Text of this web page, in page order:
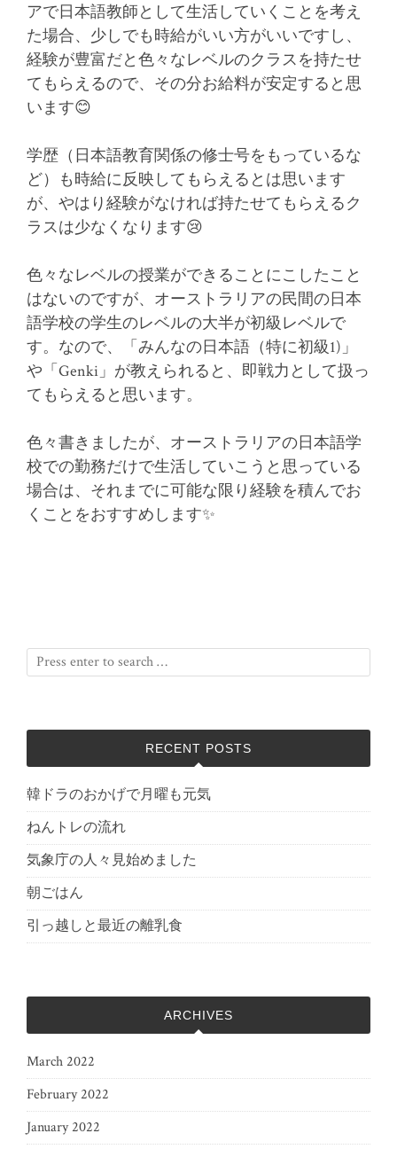
アで日本語教師として生活していくことを考え
た場合、少しでも時給がいい方がいいですし、
経験が豊富だと色々なレベルのクラスを持たせ
てもらえるので、その分お給料が安定すると思
います😊
学歴（日本語教育関係の修士号をもっているな
ど）も時給に反映してもらえるとは思います
が、やはり経験がなければ持たせてもらえるク
ラスは少なくなります😢
色々なレベルの授業ができることにこしたこと
はないのですが、オーストラリアの民間の日本
語学校の学生のレベルの大半が初級レベルで
す。なので、「みんなの日本語（特に初級1)」
や「Genki」が教えられると、即戦力として扱っ
てもらえると思います。
色々書きましたが、オーストラリアの日本語学
校での勤務だけで生活していこうと思っている
場合は、それまでに可能な限り経験を積んでお
くことをおすすめします✨
RECENT POSTS
韓ドラのおかげで月曜も元気
ねんトレの流れ
気象庁の人々見始めました
朝ごはん
引っ越しと最近の離乳食
ARCHIVES
March 2022
February 2022
January 2022